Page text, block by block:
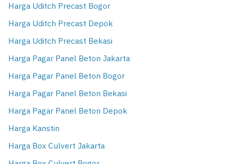
Harga Uditch Precast Bogor
Harga Uditch Precast Depok
Harga Uditch Precast Bekasi
Harga Pagar Panel Beton Jakarta
Harga Pagar Panel Beton Bogor
Harga Pagar Panel Beton Bekasi
Harga Pagar Panel Beton Depok
Harga Kanstin
Harga Box Culvert Jakarta